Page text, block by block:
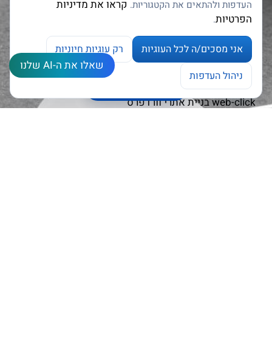
אבי פרץ, מייסד פורום המנכ"לים ומנכ"ל פתרונות אפקטיביים
שתפו אותנו
web-clickבניית אתרי וורדפרס
שאלו את ה-AI שלנו
העדפות ולהתאים את הקטגוריות. קראו את מדיניות
הפרטיות.
אני מסכים/ה לכל העוגיות
רק עוגיות חיוניות
ניהול העדפות
צרו קשר
Open chaty